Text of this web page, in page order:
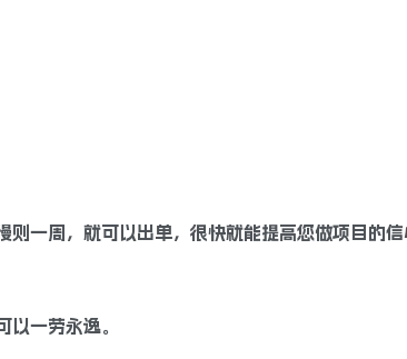
一周，就可以出单，很快就能提高您做项目的信
一劳永逸。